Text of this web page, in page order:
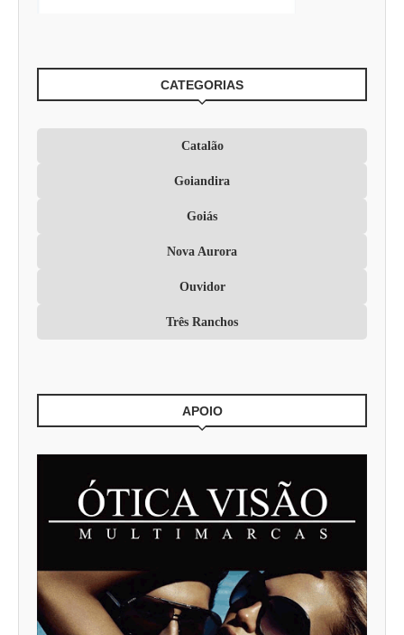
CATEGORIAS
Catalão
Goiandira
Goiás
Nova Aurora
Ouvidor
Três Ranchos
APOIO